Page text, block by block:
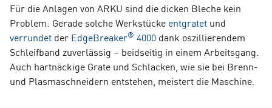
Für die Anlagen von ARKU sind die dicken Bleche kein
Problem: Gerade solche Werkstücke entgratet und
verrundet der EdgeBreaker® 4000 dank oszillierendem
Schleifband zuverlässig – beidseitig in einem Arbeitsgang.
Auch hartnäckige Grate und Schlacken, wie sie bei Brenn-
und Plasmaschneidern entstehen, meistert die Maschine.